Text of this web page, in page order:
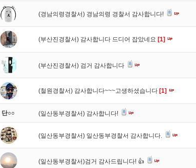
(경남의령경찰서) 경남의령 경찰서 감사합니다!
(부산진경찰서) 감사합니다 드디어 잡았네요 [1]
(부산진경찰서) 검거 감사합니다
(철원경찰서) 감사합니다~~~고생하셨습니다 [1]
단○○ (일산동부경찰서) 감사합니다!
(일산동부경찰서) 일산동부경찰서 감사합니다.
(일산동부경찰서)검거 감사드립니다! 👍